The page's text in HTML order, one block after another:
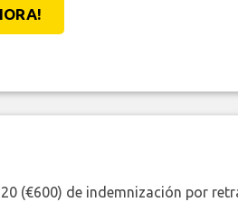
(€600) de indemnización por